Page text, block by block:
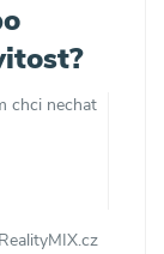
chci nechat